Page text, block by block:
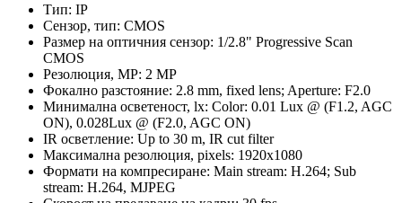
Тип: IP
Сензор, тип: CMOS
Размер на оптичния сензор: 1/2.8" Progressive Scan
CMOS
Резолюция, MP: 2 MP
Фокално разстояние: 2.8 mm, fixed lens; Aperture: F2.0
Минимална осветеност, lx: Color: 0.01 Lux @ (F1.2, AGC
ON), 0.028Lux @ (F2.0, AGC ON)
IR осветление: Up to 30 m, IR cut filter
Максимална резолюция, pixels: 1920x1080
Формати на компресиране: Main stream: H.264; Sub
stream: H.264, MJPEG